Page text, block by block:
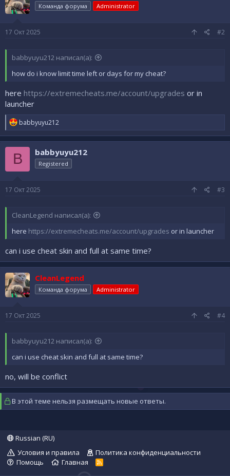
Команда форума Administrator
17 Окт 2025 #2
babbyuyu212 написал(а):
how do i know limit time left or days for my cheat?
here https://extremecheats.me/account/upgrades or in
launcher
Р
е
а
к
ц
и
и
babbyuyu212
B babbyuyu212
Registered
17 Окт 2025 #3
CleanLegend написал(а):
here https://extremecheats.me/account/upgrades or in launcher
can i use cheat skin and full at same time?
CleanLegend
Команда форума Administrator
17 Окт 2025 #4
babbyuyu212 написал(а):
can i use cheat skin and full at same time?
no, will be conflict
В этой теме нельзя размещать новые ответы.
Russian (RU)
Условия и правила
Политика конфиденциальности
Помощь
Главная
R